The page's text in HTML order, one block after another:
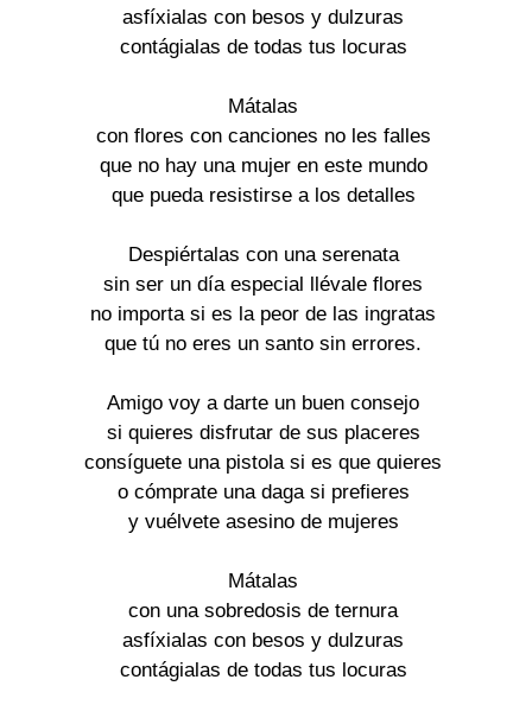
asfíxialas con besos y dulzuras
contágialas de todas tus locuras
Mátalas
con flores con canciones no les falles
que no hay una mujer en este mundo
que pueda resistirse a los detalles
Despiértalas con una serenata
sin ser un día especial llévale flores
no importa si es la peor de las ingratas
que tú no eres un santo sin errores.
Amigo voy a darte un buen consejo
si quieres disfrutar de sus placeres
consíguete una pistola si es que quieres
o cómprate una daga si prefieres
y vuélvete asesino de mujeres
Mátalas
con una sobredosis de ternura
asfíxialas con besos y dulzuras
contágialas de todas tus locuras